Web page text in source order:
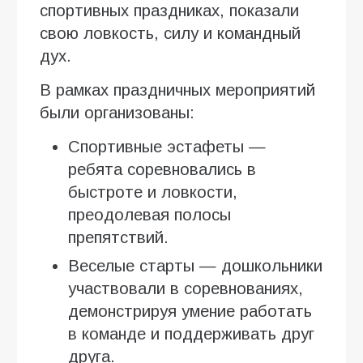
спортивных праздниках, показали
свою ловкость, силу и командный
дух.
В рамках праздничных мероприятий
были организованы:
Спортивные эстафеты —
ребята соревновались в
быстроте и ловкости,
преодолевая полосы
препятствий.
Веселые старты — дошкольники
участвовали в соревнованиях,
демонстрируя умение работать
в команде и поддерживать друг
друга.